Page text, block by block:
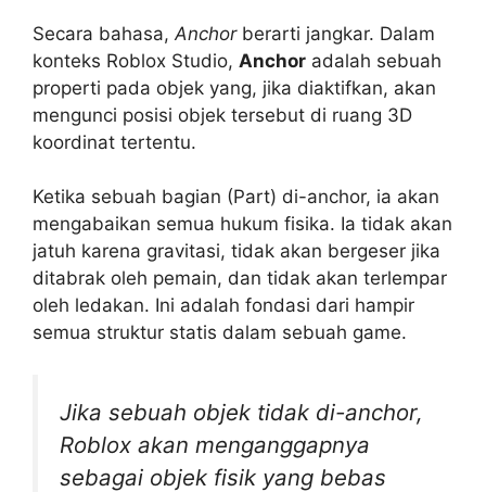
Secara bahasa, Anchorberarti jangkar. Dalam
konteks Roblox Studio, Anchor adalah sebuah
properti pada objek yang, jika diaktifkan, akan
mengunci posisi objek tersebut di ruang 3D
koordinat tertentu.
Ketika sebuah bagian (Part) di-anchor, ia akan
mengabaikan semua hukum fisika. Ia tidak akan
jatuh karena gravitasi, tidak akan bergeser jika
ditabrak oleh pemain, dan tidak akan terlempar
oleh ledakan. Ini adalah fondasi dari hampir
semua struktur statis dalam sebuah game.
Jika sebuah objek tidak di-anchor,
Roblox akan menganggapnya
sebagai objek fisik yang bebas